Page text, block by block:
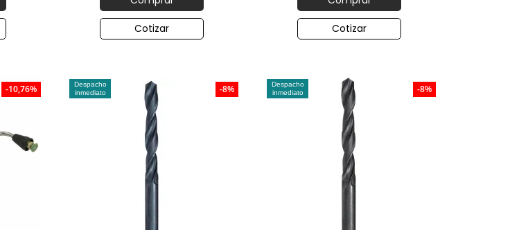
Cotizar Cotizar
-10,76%
Despacho
inmediato
-8%
Despacho
inmediato
-8%